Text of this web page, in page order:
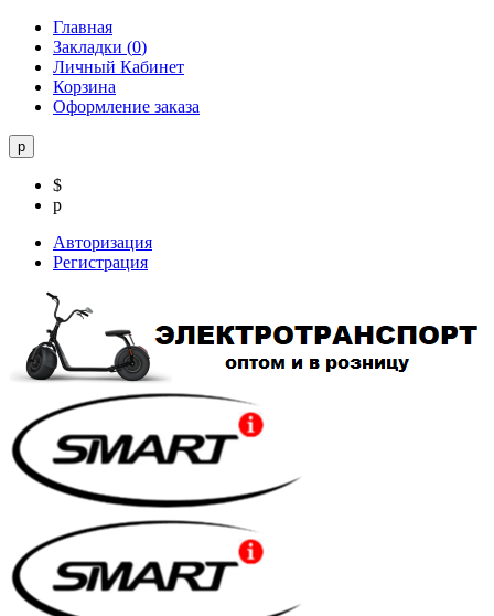
Главная
Закладки (0)
Личный Кабинет
Корзина
Оформление заказа
р
$
р
Авторизация
Регистрация